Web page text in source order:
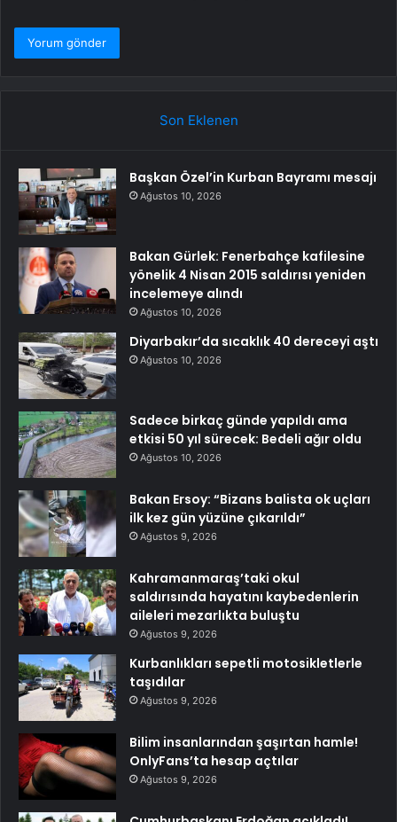
Son Eklenen
Başkan Özel’in Kurban Bayramı mesajı
Ağustos 10, 2026
Bakan Gürlek: Fenerbahçe kafilesine
yönelik 4 Nisan 2015 saldırısı yeniden
incelemeye alındı
Ağustos 10, 2026
Diyarbakır’da sıcaklık 40 dereceyi aştı
Ağustos 10, 2026
Sadece birkaç günde yapıldı ama
etkisi 50 yıl sürecek: Bedeli ağır oldu
Ağustos 10, 2026
Bakan Ersoy: “Bizans balista ok uçları
ilk kez gün yüzüne çıkarıldı”
Ağustos 9, 2026
Kahramanmaraş’taki okul
saldırısında hayatını kaybedenlerin
aileleri mezarlıkta buluştu
Ağustos 9, 2026
Kurbanlıkları sepetli motosikletlerle
taşıdılar
Ağustos 9, 2026
Bilim insanlarından şaşırtan hamle!
OnlyFans’ta hesap açtılar
Ağustos 9, 2026